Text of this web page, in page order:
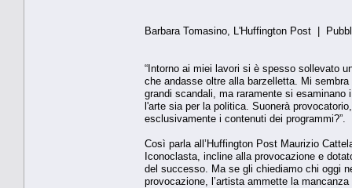
Barbara Tomasino, L'Huffington Post |
“Intorno ai miei lavori si è spesso sollevato
che andasse oltre alla barzelletta. Mi
grandi scandali, ma raramente si
l'arte sia per la politica. Suonerà
esclusivamente i contenuti dei programmi?”.
Così parla all’Huffington Post Maurizio
Iconoclasta, incline alla provocazione e
del successo. Ma se gli chiediamo chi oggi
provocazione, l’artista ammette la